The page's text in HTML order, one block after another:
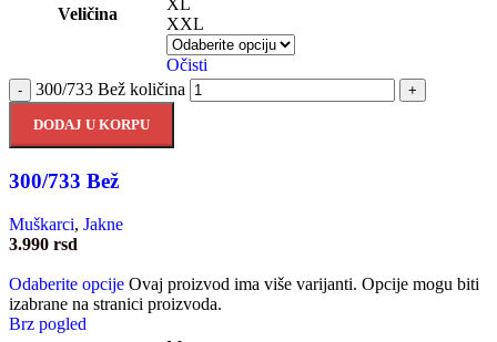
Veličina
XL
XXL
Očisti
- 300/733 Bež količina +
DODAJ U KORPU
300/733 Bež
Muškarci, Jakne
3.990 rsd
Odaberite opcije Ovaj proizvod ima više varijanti. Opcije mogu biti
izabrane na stranici proizvoda.
Brz pogled